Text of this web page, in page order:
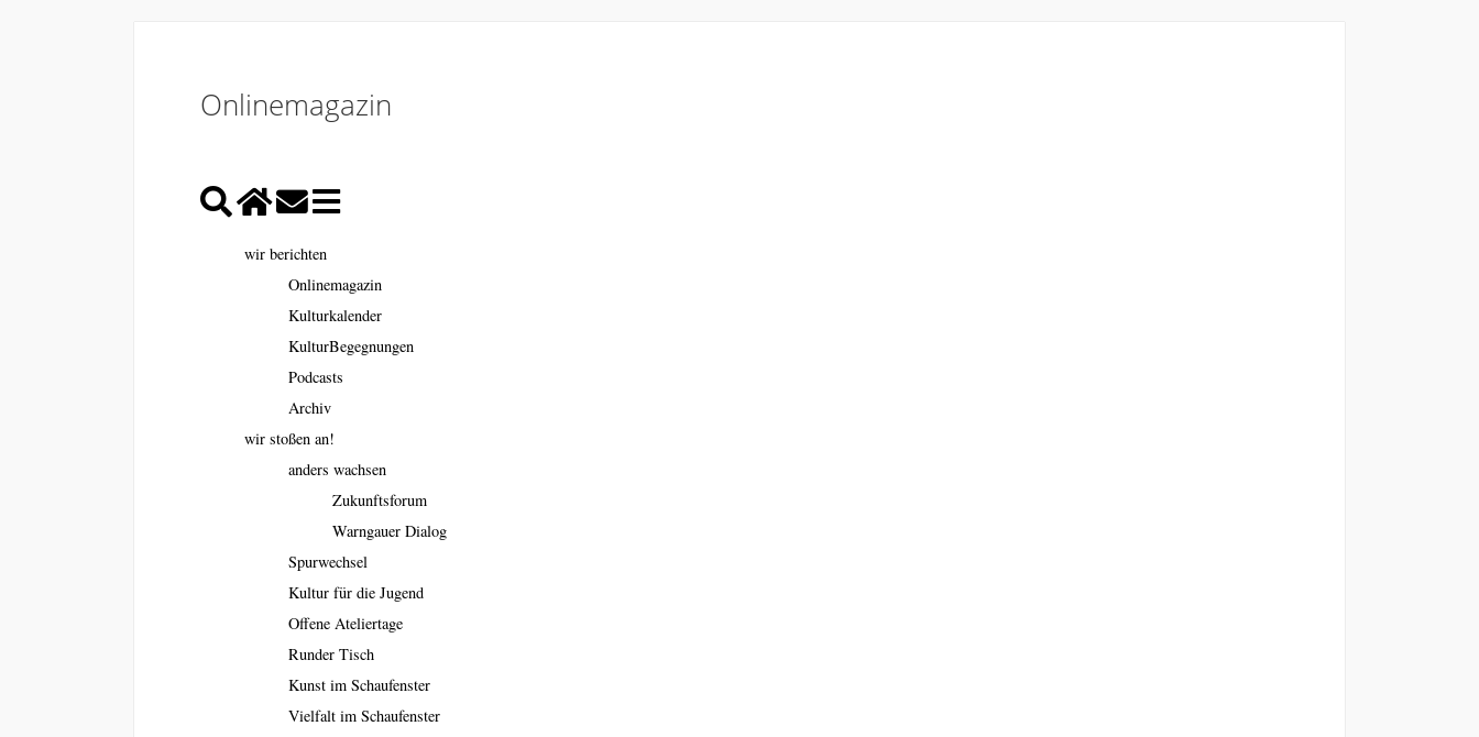
Onlinemagazin
wir berichten
Onlinemagazin
Kulturkalender
KulturBegegnungen
Podcasts
Archiv
wir stoßen an!
anders wachsen
Zukunftsforum
Warngauer Dialog
Spurwechsel
Kultur für die Jugend
Offene Ateliertage
Runder Tisch
Kunst im Schaufenster
Vielfalt im Schaufenster